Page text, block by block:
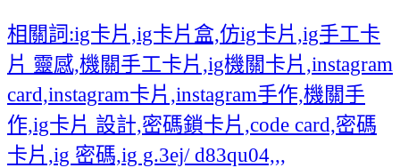
相關詞:ig卡片,ig卡片盒,仿ig卡片,ig手工卡
片 靈感,機關手工卡片,ig機關卡片,instagram
card,instagram卡片,instagram手作,機關手
作,ig卡片 設計,密碼鎖卡片,code card,密碼
卡片,ig 密碼,ig g.3ej/ d83qu04,,,